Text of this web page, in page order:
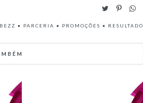
• PARCERIA • PROMOÇÕES • RESULTADO